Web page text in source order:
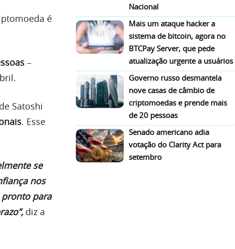
é
–
Satoshi
. Esse
se
nos
para
diz a
Nacional
Mais um ataque hacker a
sistema de bitcoin, agora no
BTCPay Server, que pede
atualização urgente a usuários
Governo russo desmantela
nove casas de câmbio de
criptomoedas e prende mais
de 20 pessoas
Senado americano adia
votação do Clarity Act para
setembro